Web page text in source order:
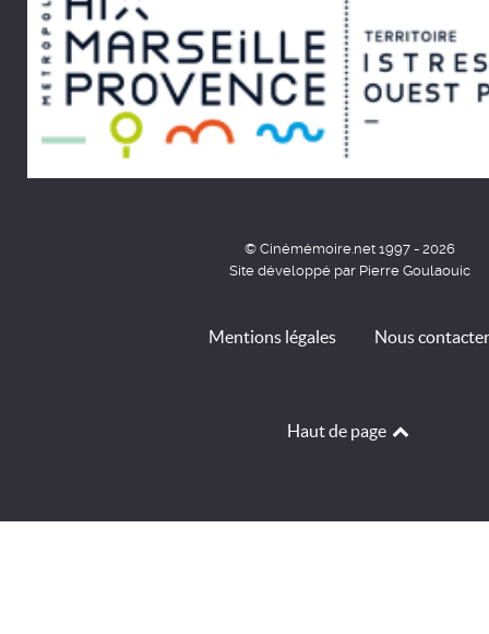
© Cinémémoire.net 1997 - 2026
Site développé par Pierre Goulaouic
Mentions légales Nous contacter
Haut de page